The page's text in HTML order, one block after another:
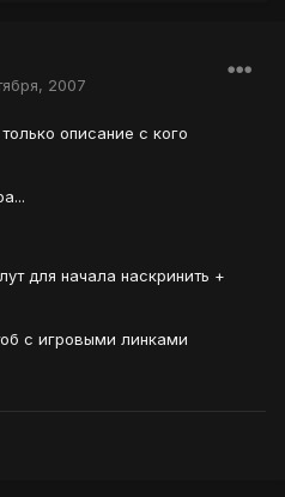
2007
описание с кого
для начала наскринить +
с игровыми линками